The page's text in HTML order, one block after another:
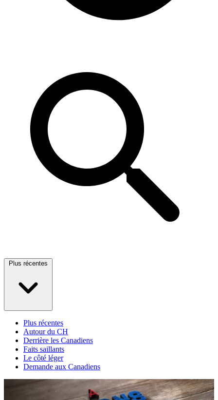
Plus récentes
Plus récentes
Autour du CH
Derrière les Canadiens
Faits saillants
Le côté léger
Demande aux Canadiens